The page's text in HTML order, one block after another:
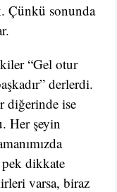
Çünkü sonunda
“Gel otur
derlerdi.
diğerinde ise
Her şeyin
pek dikkate
varsa, biraz